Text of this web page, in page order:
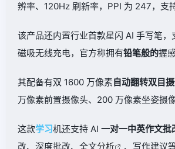
辨率、120Hz 刷新率，PPI 为 247，支
该产品还内置行业首款星闪 AI 手写笔，
磁吸无线充电，官方称拥有铅笔般的握
其配备有双 1600 万像素自动翻转双目
万像素前置摄像头、200 万像素坐姿摄像
这款学习机还支持 AI 一对一中英作文批
改、深度批改、全文分析
、写作建议